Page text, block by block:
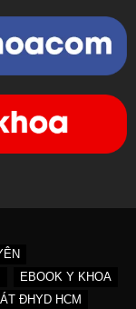
EBOOK Y KHOA
ĐHYD HCM